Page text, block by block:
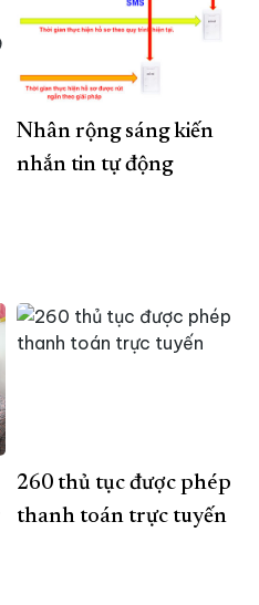
Nhân rộng sáng kiến
nhắn tin tự động
260 thủ tục được phép
thanh toán trực tuyến